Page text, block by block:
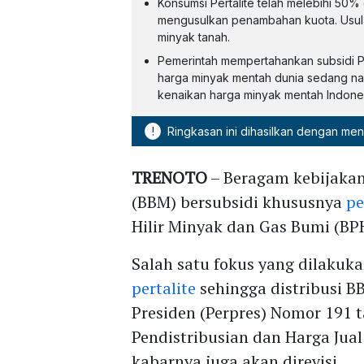
mengusulkan penambahan kuota.
minyak tanah.
Pemerintah mempertahankan subsidi
harga minyak mentah dunia sedang
kenaikan harga minyak mentah
! Ringkasan ini dihasilkan dengan
TRENOTO– Beragam
(BBM) bersubsidi khususnya
Hilir Minyak dan Gas Bumi
Salah satu fokus yang
pertalite sehingga distribusi
Presiden (Perpres) Nomor
Pendistribusian dan Harga